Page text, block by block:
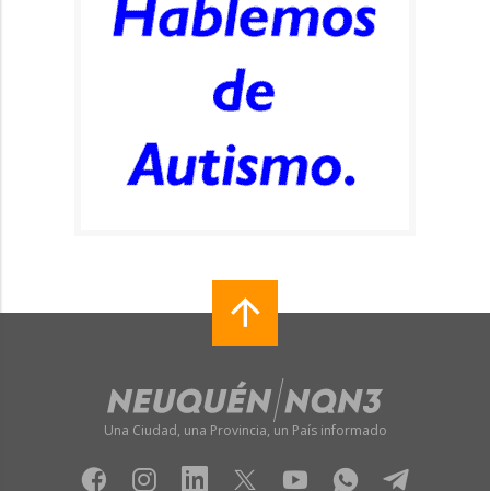
Una Ciudad, una Provincia, un País informado